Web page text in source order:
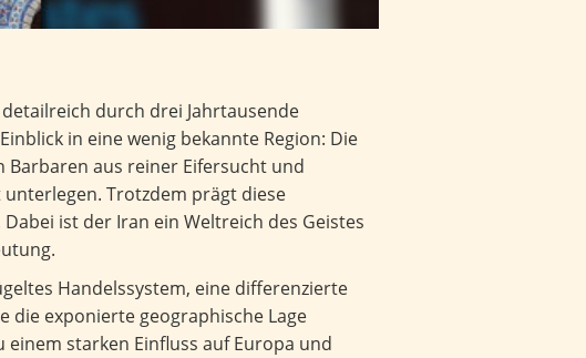
durch drei Jahrtausende
in eine wenig bekannte Region: Die
Barbaren aus reiner Eifersucht und
Trotzdem prägt diese
ist der Iran ein Weltreich des Geistes
Handelssystem, eine differenzierte
die exponierte geographische Lage
starken Einfluss auf Europa und